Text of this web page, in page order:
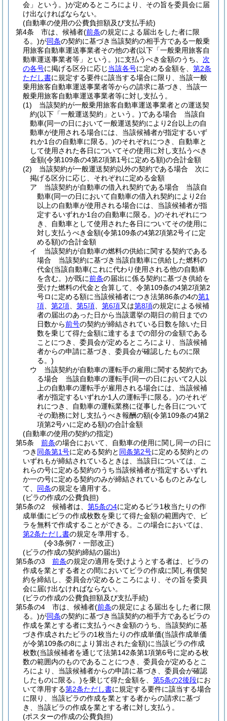
会」という。)が定めるところにより、その旨を委員会に届
け出なければならない。
(自動車の使用の公費負担額及び支払手続)
第4条
市は、候補者(前条の規定による届出をした者に限
る。)が同条の契約に基づき当該契約の相手方である一般乗
用旅客自動車運送事業者その他の者(以下「一般乗用旅客自
動車運送事業者等」という。)に支払うべき金額のうち、 次
の各号に掲げる区分に応じ当該各号に定める金額を、 第2条
ただし書に規定する要件に該当する場合に限り、当該一般
乗用旅客自動車運送事業者等からの請求に基づき、当該一
般乗用旅客自動車運送事業者等に対し支払う。
(1)
当該契約が一般乗用旅客自動車運送事業者との運送契
約(以下「一般運送契約」という。)である場合 当該自
動車(同一の日において一般運送契約により2台以上の自
動車が使用される場合には、当該候補者が指定するいず
れか1台の自動車に限る。)のそれぞれにつき、自動車と
して使用された各日についてその使用に対し支払うべき
金額(令第109条の4第2項第1号に定める額)の合計金額
(2)
当該契約が一般運送契約以外の契約である場合 次に
掲げる区分に応じ、それぞれに定める金額
ア
当該契約が自動車の借入れ契約である場合 当該自
動車(同一の日において自動車の借入れ契約により2台
以上の自動車が使用される場合には、当該候補者が指
定するいずれか1台の自動車に限る。)のそれぞれにつ
き、自動車として使用された各日についてその使用に
対し支払うべき金額(令第109条の4第2項第2号イに定
める額)の合計金額
イ
当該契約が自動車の燃料の供給に関する契約である
場合 当該契約に基づき当該自動車に供給した燃料の
代金(当該自動車(これに代わり使用される他の自動車
を含む。)が既に前条の届出に係る契約に基づき供給を
受けた燃料の代金と合算して、令第109条の4第2項第2
号ロに定める額に当該候補者につき法第86条の4の第1
項
第2項 第5項 第6項又は第8項の規定による候補
者の届出のあった日から当該選挙の期日の前日までの
日数から前号の契約が締結されている日数を除いた日
数を乗じて得た金額に達するまでの部分の金額である
ことにつき、委員会が定めるところにより、当該候補
者からの申請に基づき、委員会が確認したものに限
る。)
ウ
当該契約が自動車の運転手の雇用に関する契約であ
る場合 当該自動車の運転手(同一の日において2人以
上の自動車の運転手が雇用される場合には、当該候補
者が指定するいずれか1人の運転手に限る。)のそれぞ
れにつき、自動車の運転業務に従事した各日について
その勤務に対し支払うべき報酬の額(令第109条の4第2
項第2号ハに定める額)の合計金額
(自動車の使用の契約の指定)
第5条
前条の場合において、自動車の使用に関し同一の日に
つき 同条第1号に定める契約と 同条第2号に定める契約との
いずれもが締結されているときは、当該日については、こ
れらの号に定める契約のうち当該候補者が指定するいずれ
か一の号に定める契約のみが締結されているものとみなし
て、 同条の規定を適用する。
(ビラの作成の公費負担)
第5条の2
候補者は、 第5条の4に定めるビラ1枚当たりの作
成単価にビラの作成枚数を乗じて得た金額の範囲内で、ビ
ラを無料で作成することができる。
この場合においては、
第2条ただし書の規定を準用する。
(令3条例7・一部改正)
(ビラの作成の契約締結の届出)
第5条の3
前条の規定の適用を受けようとする者は、ビラの
作成を業とする者との間においてビラの作成に関し有償契
約を締結し、委員会が定めるところにより、その旨を委員
会に届け出なければならない。
(ビラの作成の公費負担額及び支払手続)
第5条の4
市は、候補者(前条の規定による届出をした者に限
る。)が同条の契約に基づき当該契約の相手方であるビラの
作成を業とする者に支払うべき金額のうち、当該契約に基
づき作成されたビラの1枚当たりの作成単価(当該作成単価
が令第109条の8により算出された金額)に当該ビラの作成
枚数(当該候補者を通じて法第142条第1項第6号に定める枚
数の範囲内のものであることにつき、委員会が定めるとこ
ろにより、当該候補者からの申請に基づき、委員会が確認
したものに限る。)を乗じて得た金額を、 第5条の2後段にお
いて準用する第2条ただし書に規定する要件に該当する場合
に限り、当該ビラの作成を業とする者からの請求に基づ
き、当該ビラの作成を業とする者に対し支払う。
(ポスターの作成の公費負担)